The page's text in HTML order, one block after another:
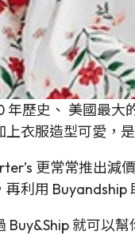
年歷史、 美國最
衣服造型可愛，
更常常推出減
利用 Buyandship
Buy&Ship 就可以